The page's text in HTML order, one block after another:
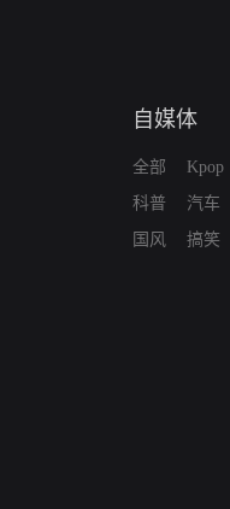
自媒体
全部
科普
国风
Kpop
汽车
搞笑